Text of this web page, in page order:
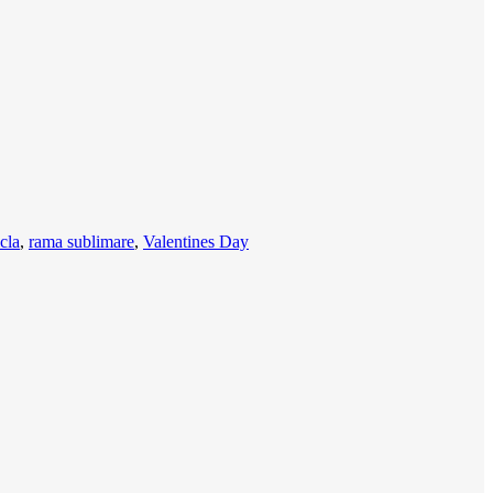
, rama sublimare, Valentines Day